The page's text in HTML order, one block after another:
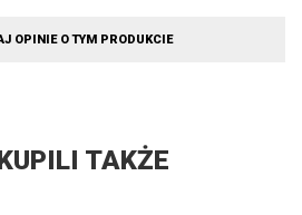
OPINIE O TYM PRODUKCIE
TAKŻE